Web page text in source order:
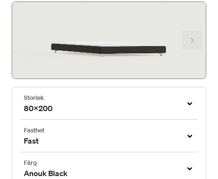
Storlek
80x200
Fasthet
Fast
Färg
Anouk Black